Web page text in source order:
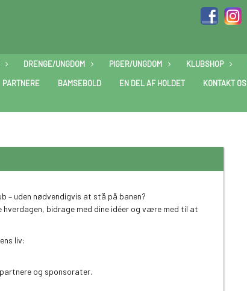
DRENGE/UNGDOM PIGER/UNGDOM KLUBSHOP
PARTNERE BAMSEBOLD EN DEL AF HOLDET KONTAKT OS
– uden nødvendigvis at stå på banen?
bidrage med dine idéer og være med til at
liv:
og sponsorater.